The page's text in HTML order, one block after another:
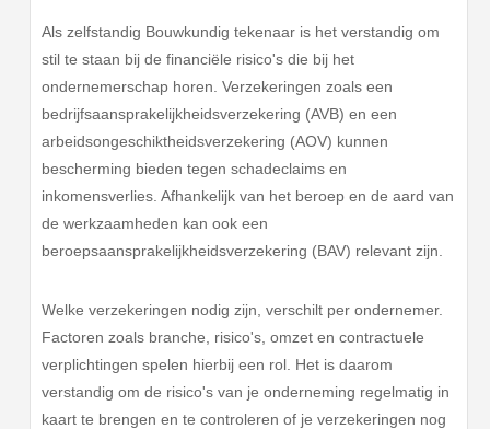
Als zelfstandig Bouwkundig tekenaar is het verstandig om
stil te staan bij de financiële risico's die bij het
ondernemerschap horen. Verzekeringen zoals een
bedrijfsaansprakelijkheidsverzekering (AVB) en een
arbeidsongeschiktheidsverzekering (AOV) kunnen
bescherming bieden tegen schadeclaims en
inkomensverlies. Afhankelijk van het beroep en de aard van
de werkzaamheden kan ook een
beroepsaansprakelijkheidsverzekering (BAV) relevant zijn.
Welke verzekeringen nodig zijn, verschilt per ondernemer.
Factoren zoals branche, risico's, omzet en contractuele
verplichtingen spelen hierbij een rol. Het is daarom
verstandig om de risico's van je onderneming regelmatig in
kaart te brengen en te controleren of je verzekeringen nog